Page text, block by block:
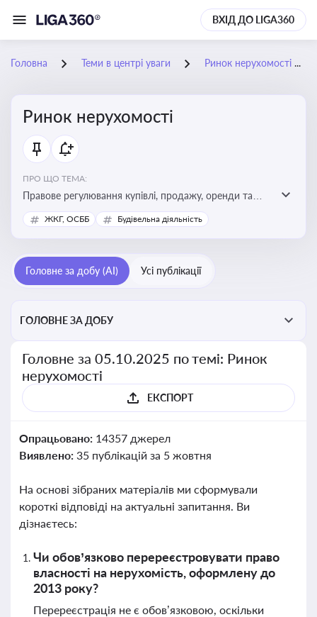
ВХІД ДО LIGA360
Головна Теми в центрі уваги Ринок нерухомості
Ринок нерухомості
ПРО ЩО ТЕМА:
Правове регулювання купівлі, продажу, оренди та
управління нерухомістю, що є ключовим для бізнесу,
інвесторів, забудовників і власників об’єктів майна
ЖКГ, ОСББ Будівельна діяльність
Головне за добу (AI) Усі публікації
ГОЛОВНЕ ЗА ДОБУ
Головне за 05.10.2025 по темі: Ринок
нерухомості
ЕКСПОРТ
Опрацьовано: 14357 джерел
Виявлено: 35 публікацій за 5 жовтня
На основі зібраних матеріалів ми сформували
короткі відповіді на актуальні запитання. Ви
дізнаєтесь:
Чи обов’язково перереєстровувати право
власності на нерухомість, оформлену до
2013 року?
Перереєстрація не є обов’язковою, оскільки